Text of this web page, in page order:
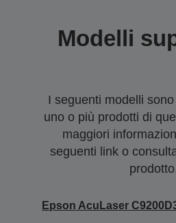
Modelli
I seguenti modelli
uno o più prodotti di
maggiori
seguenti link o
Epson AcuLaser